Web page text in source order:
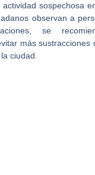
sospechosa
observan a
se
más sustracciones
ciudad.